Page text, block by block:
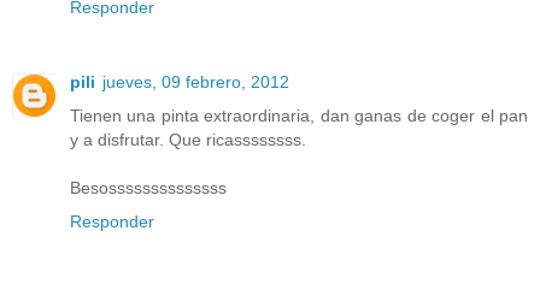
Responder
pili jueves, 09 febrero, 2012
Tienen una pinta extraordinaria, dan ganas de coger el pan
y a disfrutar. Que ricassssssss.
Besossssssssssssss
Responder